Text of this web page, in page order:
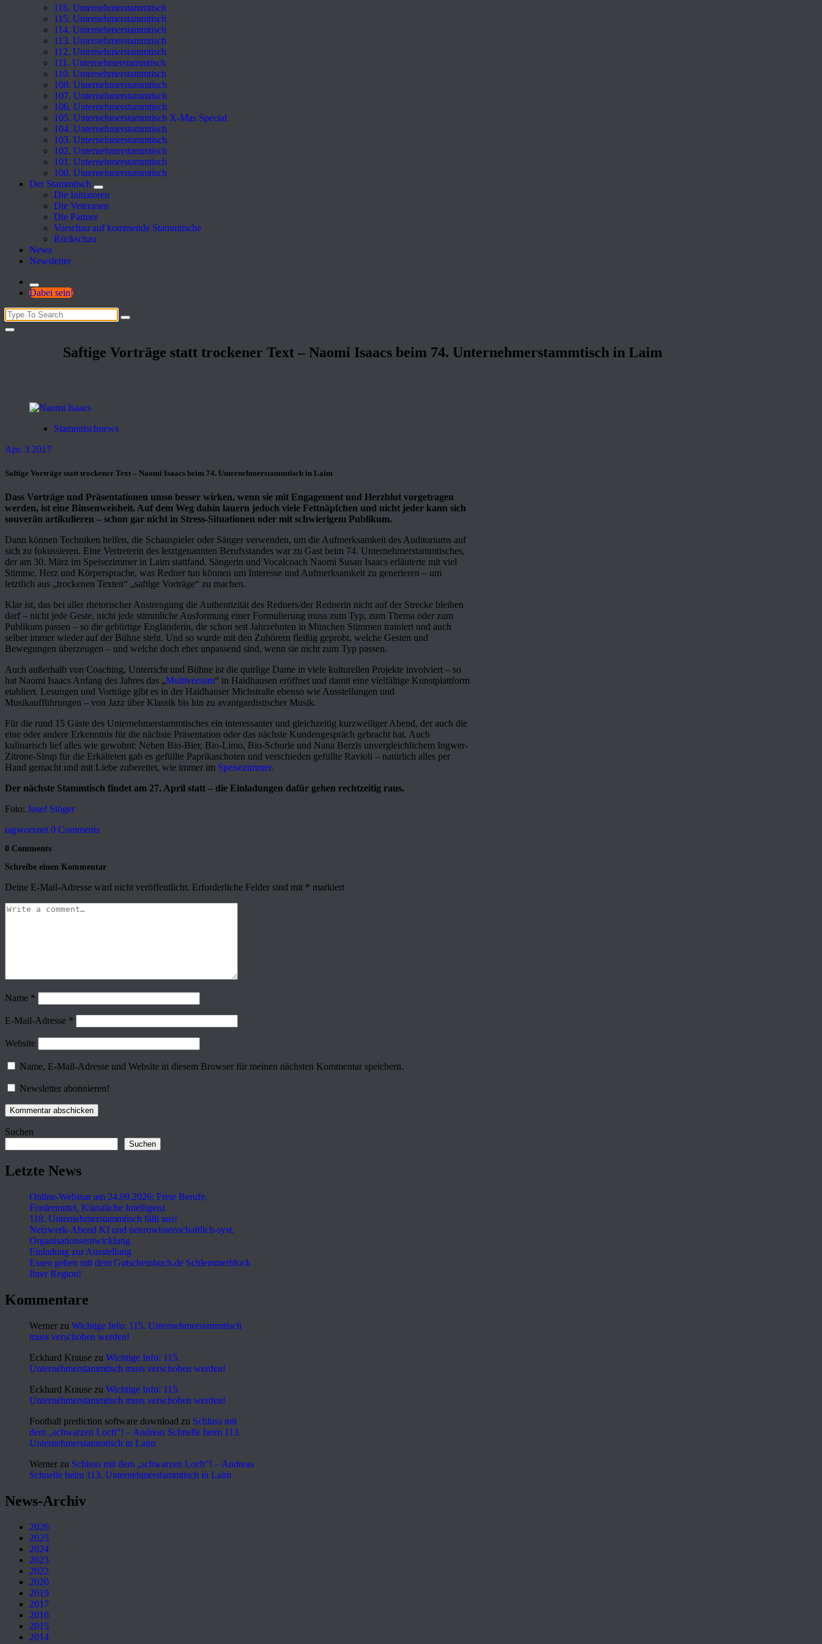
116. Unternehmerstammtisch
115. Unternehmerstammtisch
114. Unternehmerstammtisch
113. Unternehmerstammtisch
112. Unternehmerstammtisch
111. Unternehmerstammtisch
110. Unternehmerstammtisch
108. Unternehmerstammtisch
107. Unternehmerstammtisch
106. Unternehmerstammtisch
105. Unternehmerstammtisch X-Mas Special
104. Unternehmerstammtisch
103. Unternehmerstammtisch
102. Unternehmerstammtisch
101. Unternehmerstammtisch
100. Unternehmerstammtisch
Der Stammtisch
Die Initiatoren
Die Veteranen
Die Partner
Vorschau auf kommende Stammtische
Rückschau
News
Newsletter
Dabei sein!
Search
for:
Saftige Vorträge statt trockener Text – Naomi Isaacs beim 74. Unternehmerstammtisch in Laim
Stammtischnews
Apr. 3 2017
Saftige Vorträge statt trockener Text – Naomi Isaacs beim 74. Unternehmerstammtisch in Laim
Dass Vorträge und Präsentationen umso besser wirken, wenn sie mit Engagement und Herzblut vorgetragen
werden, ist eine Binsenweisheit. Auf dem Weg dahin lauern jedoch viele Fettnäpfchen und nicht jeder kann sich
souverän artikulieren – schon gar nicht in Stress-Situationen oder mit schwierigem Publikum.
Dann können Techniken helfen, die Schauspieler oder Sänger verwenden, um die Aufmerksamkeit des Auditoriums auf
sich zu fokussieren. Eine Vertreterin des letztgenannten Berufsstandes war zu Gast beim 74. Unternehmerstammtisches,
der am 30. März im Speisezimmer in Laim stattfand. Sängerin und Vocalcoach Naomi Susan Isaacs erläuterte mit viel
Stimme, Herz und Körpersprache, was Redner tun können um Interesse und Aufmerksamkeit zu generieren – um
letztlich aus „trockenen Texten“ „saftige Vorträge“ zu machen.
Klar ist, das bei aller rhetorischer Anstrengung die Authentizität des Redners/der Rednerin nicht auf der Strecke bleiben
darf – nicht jede Geste, nicht jede stimmliche Ausformung einer Formulierung muss zum Typ, zum Thema oder zum
Publikum passen – so die gebürtige Engländerin, die schon seit Jahrzehnten in München Stimmen trainiert und auch
selber immer wieder auf der Bühne steht. Und so wurde mit den Zuhörern fleißig geprobt, welche Gesten und
Bewegungen überzeugen – und welche doch eher unpassend sind, wenn sie nicht zum Typ passen.
Auch außerhalb von Coaching, Unterricht und Bühne ist die quirlige Dame in viele kulturellen Projekte involviert – so
hat Naomi Isaacs Anfang des Jahres das „Multiversum“ in Haidhausen eröffnet und damit eine vielfältige Kunstplattform
etabliert. Lesungen und Vorträge gibt es in der Haidhauser Michstraße ebenso wie Ausstellungen und
Musikaufführungen – von Jazz über Klassik bis hin zu avantgardistischer Musik.
Für die rund 15 Gäste des Unternehmerstammtisches ein interessanter und gleichzeitig kurzweiliger Abend, der auch die
eine oder andere Erkenntnis für die nächste Präsentation oder das nächste Kundengespräch gebracht hat. Auch
kulinarisch lief alles wie gewohnt: Neben Bio-Bier, Bio-Limo, Bio-Schorle und Nana Berzls unvergleichlichem Ingwer-
Zitrone-Sirup für die Erkälteten gab es gefüllte Paprikaschoten und verschieden gefüllte Ravioli – natürlich alles per
Hand gemacht und mit Liebe zubereitet, wie immer im Speisezimmer.
Der nächste Stammtisch findet am 27. April statt – die Einladungen dafür gehen rechtzeitig raus.
Foto: Josef Stöger
tagworxnet 0 Comments
0 Comments
Schreibe einen Kommentar
Deine E-Mail-Adresse wird nicht veröffentlicht. Erforderliche Felder sind mit * markiert
Name *
E-Mail-Adresse *
Website
Name, E-Mail-Adresse und Website in diesem Browser für meinen nächsten Kommentar speichern.
Newsletter abonnieren!
Suchen
Suchen
Letzte News
Online-Webinar am 24.09.2026: Freie Berufe,
Fördermittel, Künstliche Intelligenz
118. Unternehmerstammtisch fällt aus!
Netzwerk-Abend KI und neurowissenschaftlich-syst.
Organisationsentwicklung
Einladung zur Ausstellung
Essen gehen mit dem Gutscheinbuch.de Schlemmerblock
Ihrer Region!
Kommentare
Werner zu Wichtige Info: 115. Unternehmerstammtisch
muss verschoben werden!
Eckhard Krause zu Wichtige Info: 115.
Unternehmerstammtisch muss verschoben werden!
Eckhard Krause zu Wichtige Info: 115.
Unternehmerstammtisch muss verschoben werden!
Football prediction software download zu Schluss mit
dem „schwarzen Loch“! – Andreas Schnelle beim 113.
Unternehmerstammtisch in Laim
Werner zu Schluss mit dem „schwarzen Loch“! – Andreas
Schnelle beim 113. Unternehmerstammtisch in Laim
News-Archiv
2026
2025
2024
2023
2022
2020
2019
2017
2016
2015
2014